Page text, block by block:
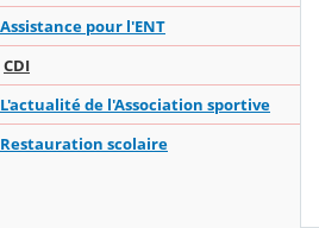
Assistance pour l'ENT
CDI
L'actualité de l'Association sportive
Restauration scolaire